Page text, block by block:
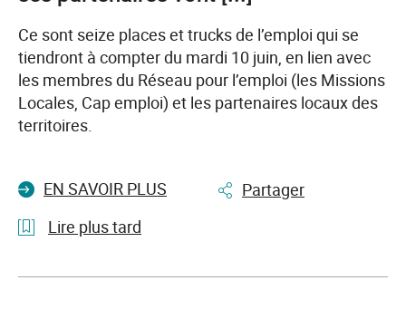
avenir
Ce sont seize places et trucks de l’emploi qui se
tiendront à compter du mardi 10 juin, en lien avec
les membres du Réseau pour l’emploi (les Missions
Locales, Cap emploi) et les partenaires locaux des
territoires.
EN SAVOIR PLUS
Partager
Lire plus tard